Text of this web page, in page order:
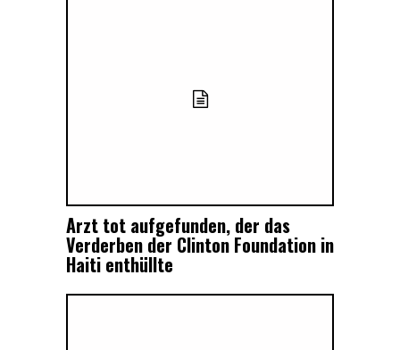
Arzt tot aufgefunden, der das
Verderben der Clinton Foundation in
Haiti enthüllte